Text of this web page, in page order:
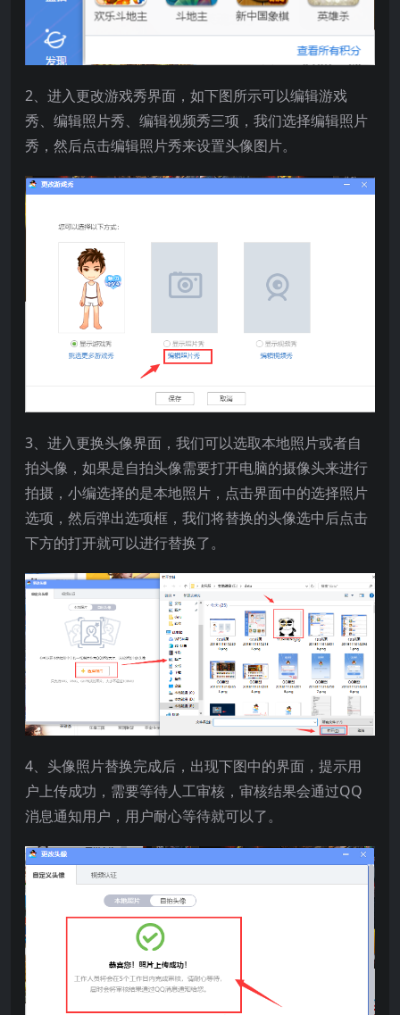
2、进入更改游戏秀界面，如下图所示可以编辑游戏
秀、编辑照片秀、编辑视频秀三项，我们选择编辑照片
秀，然后点击编辑照片秀来设置头像图片。
3、进入更换头像界面，我们可以选取本地照片或者自
拍头像，如果是自拍头像需要打开电脑的摄像头来进行
拍摄，小编选择的是本地照片，点击界面中的选择照片
选项，然后弹出选项框，我们将替换的头像选中后点击
下方的打开就可以进行替换了。
4、头像照片替换完成后，出现下图中的界面，提示用
户上传成功，需要等待人工审核，审核结果会通过QQ
消息通知用户，用户耐心等待就可以了。